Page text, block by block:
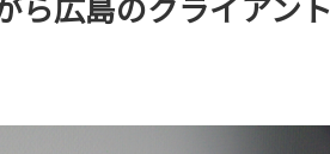
ら広島のクライアント